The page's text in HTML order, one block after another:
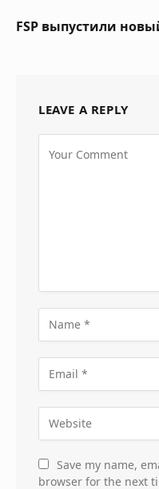
FSP выпустили
LEAVE A REPLY
Save my name,
browser for the next